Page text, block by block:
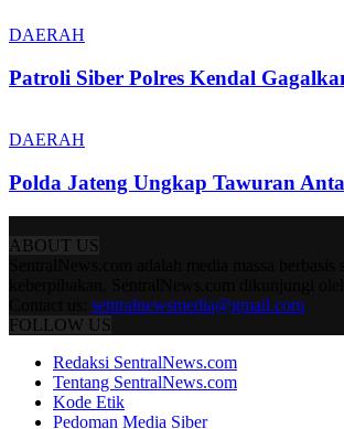
DAERAH
Patroli Siber Polres Kendal
DAERAH
Polda Jateng Ungkap Tawuran
ABOUT US
sentralnewsmedia@gmail.com
FOLLOW US
Redaksi SentralNews.com
Tentang SentralNews.com
Kode Etik
Pedoman Media Siber